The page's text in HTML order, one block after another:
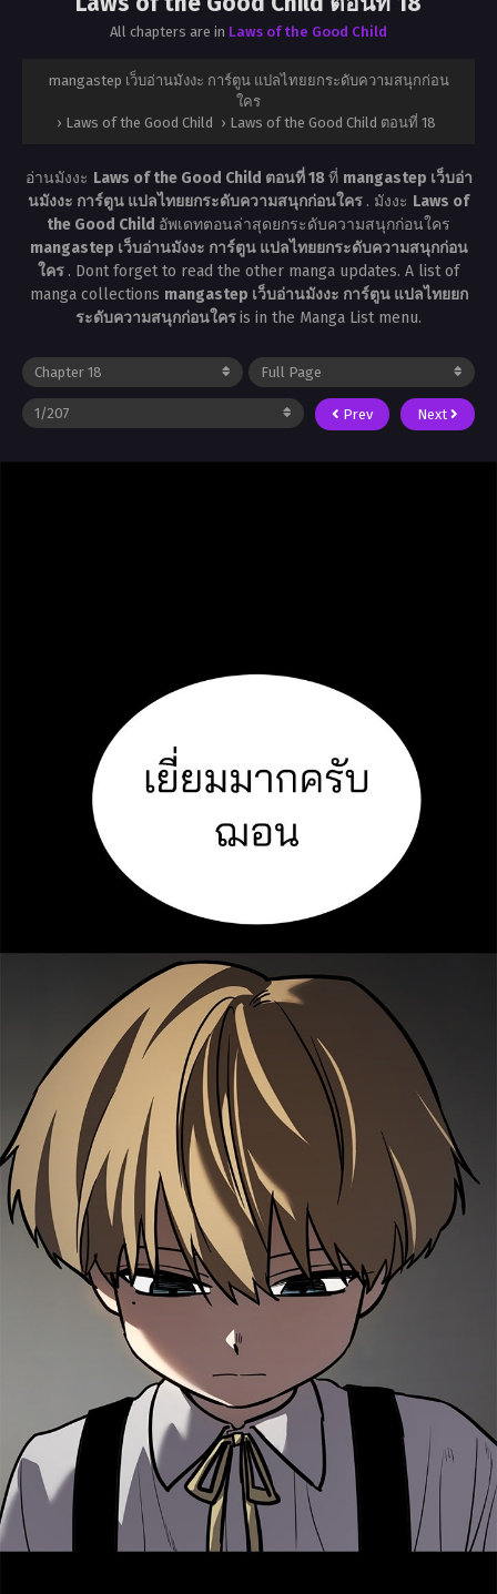
All chapters are in Laws of the Good Child
mangastep เว็บอ่านมังงะ การ์ตูน แปลไทยยกระดับความสนุกก่อน
ใคร
› Laws of the Good Child › Laws of the Good Child ตอนที่ 18
อ่านมังงะ Laws of the Good Child ตอนที่ 18ที่ mangastep เว็บอ่า
นมังงะ การ์ตูน แปลไทยยกระดับความสนุกก่อนใคร . มังงะ Laws of
the Good Child อัพเดทตอนล่าสุดยกระดับความสนุกก่อนใคร
mangastep เว็บอ่านมังงะ การ์ตูน แปลไทยยกระดับความสนุกก่อน
ใคร . Dont forget to read the other manga updates. A list of
manga collections mangastep เว็บอ่านมังงะ การ์ตูน แปลไทยยก
ระดับความสนุกก่อนใครis in the Manga List menu.
Prev Next